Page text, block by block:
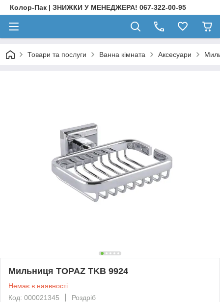
Колор-Пак | ЗНИЖКИ У МЕНЕДЖЕРА! 067-322-00-95
Товари та послуги Ванна кімната Аксесуари
Мильниця TOPAZ TKB 9924
Немає в наявності
Код: 000021345
Роздріб